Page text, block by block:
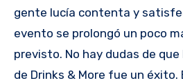
gente lucía contenta y
evento se prolongó un poco
previsto. No hay dudas de
de Drinks & More fue un éxito.